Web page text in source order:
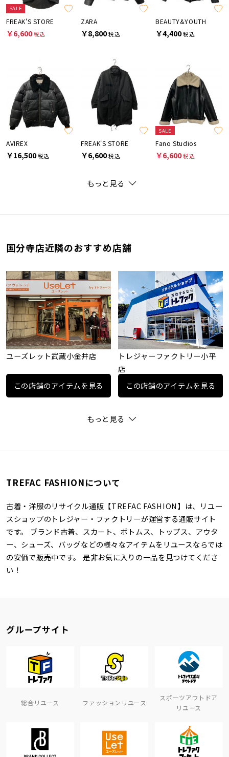
SALE
FREAK'S STORE
￥6,600税込
ZARA
￥8,800税込
BEAUTY&YOUTH
￥4,400税込
AVIREX
￥16,500税込
FREAK'S STORE
￥6,600税込
SALE
Fano Studios
￥6,600税込
もっと見る
国分寺店近隣のおすすめ店舗
ユーズレット武蔵小金井店
この店舗のアイテムを見る
トレジャーファクトリー小平
店
この店舗のアイテムを見る
もっと見る
TREFAC FASHIONについて
古着・洋服のリサイクル通販【TREFAC FASHION】は、リユー
スショップのトレジャー・ファクトリーが運営する通販サイト
です。 ブランド古着、スカート、ボトムス、トップス、アウタ
ー、シューズ、バッグなどの様々なアイテムをリユースならでは
の安価で販売中です。 是非お気に入りの一品を見つけてくださ
い！
グループサイト
総合リユース ファッションリユース
スポーツアウトドア
リユース